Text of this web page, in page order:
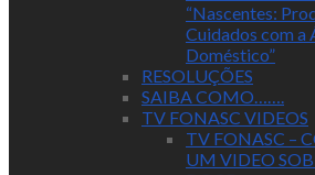
“Nascentes:
Cuidados com a
Doméstico”
RESOLUÇÕES
SAIBA COMO…….
TV FONASC VIDEOS
TV FONASC –
UM VIDEO